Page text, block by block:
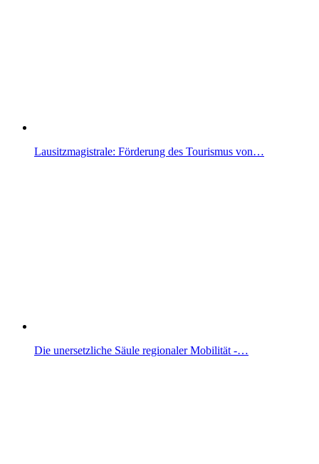
Lausitzmagistrale: Förderung des Tourismus von…
Die unersetzliche Säule regionaler Mobilität -…